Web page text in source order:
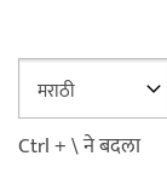
Ctrl + \ ने बदला